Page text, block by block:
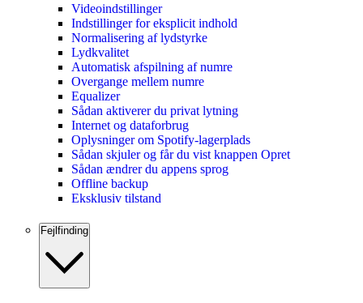
Videoindstillinger
Indstillinger for eksplicit indhold
Normalisering af lydstyrke
Lydkvalitet
Automatisk afspilning af numre
Overgange mellem numre
Equalizer
Sådan aktiverer du privat lytning
Internet og dataforbrug
Oplysninger om Spotify-lagerplads
Sådan skjuler og får du vist knappen Opret
Sådan ændrer du appens sprog
Offline backup
Eksklusiv tilstand
Fejlfinding